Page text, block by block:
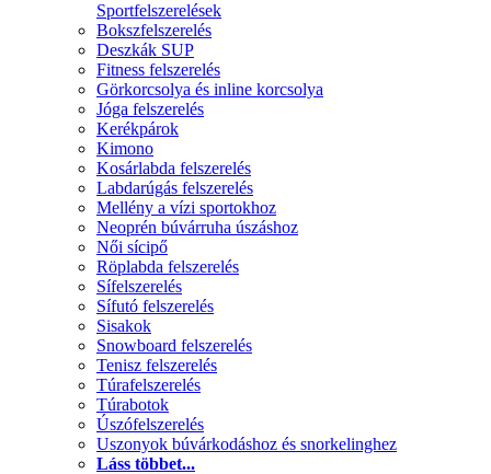
Sportfelszerelések
Bokszfelszerelés
Deszkák SUP
Fitness felszerelés
Görkorcsolya és inline korcsolya
Jóga felszerelés
Kerékpárok
Kimono
Kosárlabda felszerelés
Labdarúgás felszerelés
Mellény a vízi sportokhoz
Neoprén búvárruha úszáshoz
Női sícipő
Röplabda felszerelés
Sífelszerelés
Sífutó felszerelés
Sisakok
Snowboard felszerelés
Tenisz felszerelés
Túrafelszerelés
Túrabotok
Úszófelszerelés
Uszonyok búvárkodáshoz és snorkelinghez
Láss többet...